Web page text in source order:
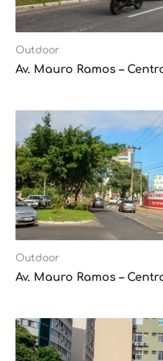
Outdoor
Av. Mauro Ramos –
Outdoor
Av. Mauro Ramos –